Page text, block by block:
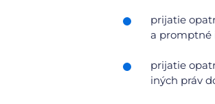
prijatie
a promptné
prijatie
iných práv